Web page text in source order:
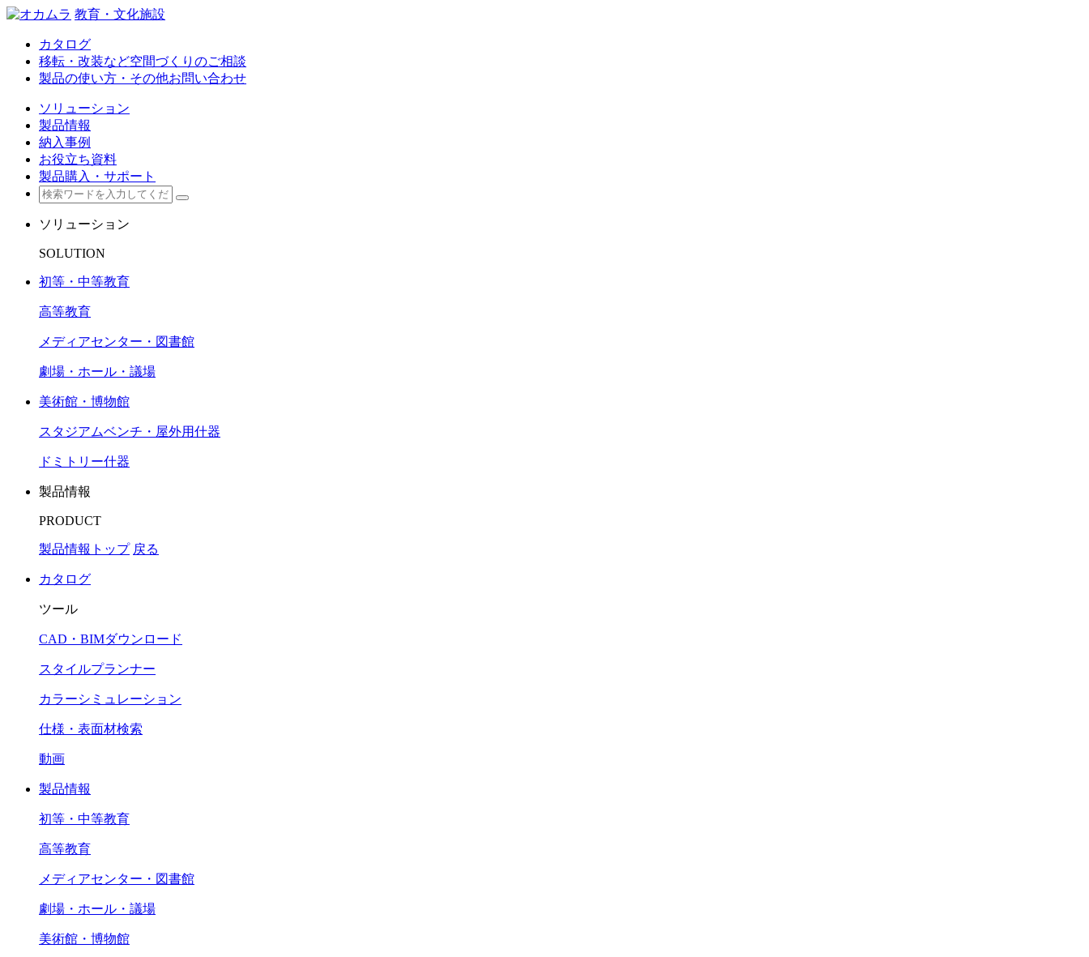
教育・文化施設
カタログ
移転・改装など空間づくりのご相談
製品の使い方・その他お問い合わせ
ソリューション
製品情報
納入事例
お役立ち資料
製品購入・サポート
ソリューション
SOLUTION
初等・中等教育
高等教育
メディアセンター・図書館
劇場・ホール・議場
美術館・博物館
スタジアムベンチ・屋外用什器
ドミトリー什器
製品情報
PRODUCT
製品情報トップ 戻る
カタログ
ツール
CAD・BIMダウンロード
スタイルプランナー
カラーシミュレーション
仕様・表面材検索
動画
製品情報
初等・中等教育
高等教育
メディアセンター・図書館
劇場・ホール・議場
美術館・博物館